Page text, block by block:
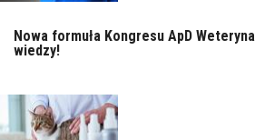
Nowa formuła Kongresu ApD
wiedzy!